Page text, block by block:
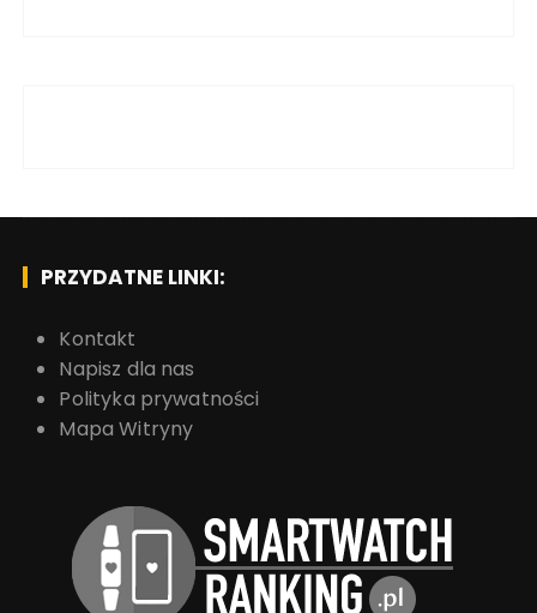
PRZYDATNE LINKI:
Kontakt
Napisz dla nas
Polityka prywatności
Mapa Witryny